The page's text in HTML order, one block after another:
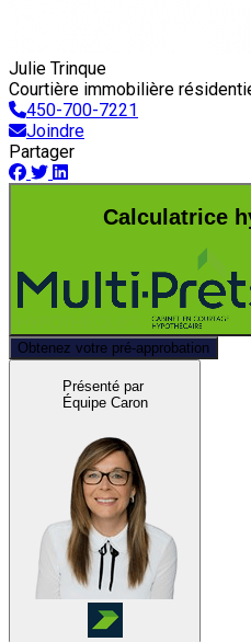
Julie Trinque
Courtière immobilière
450-700-7221
Joindre
Partager
Calculatrice
Obtenez votre pré-approbation
Présenté par
Équipe Caron